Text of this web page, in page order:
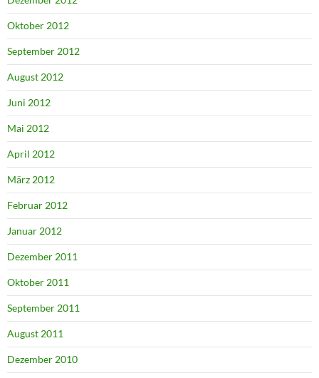
Oktober 2012
September 2012
August 2012
Juni 2012
Mai 2012
April 2012
März 2012
Februar 2012
Januar 2012
Dezember 2011
Oktober 2011
September 2011
August 2011
Dezember 2010